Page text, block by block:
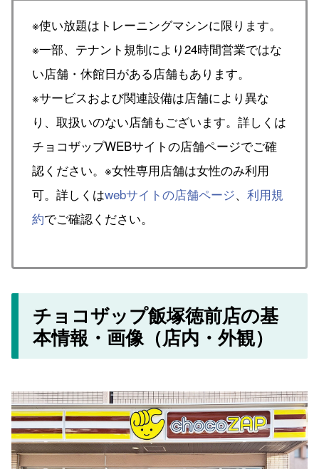
※使い放題はトレーニングマシンに限ります。
※一部、テナント規制により24時間営業ではな
い店舗・休館日がある店舗もあります。
※サービスおよび関連設備は店舗により異な
り、取扱いのない店舗もございます。詳しくは
チョコザップWEBサイトの店舗ページでご確
認ください。※女性専用店舗は女性のみ利用
可。詳しくはwebサイトの店舗ページ、 利用規
約でご確認ください。
チョコザップ飯塚徳前店の基
本情報・画像（店内・外観）